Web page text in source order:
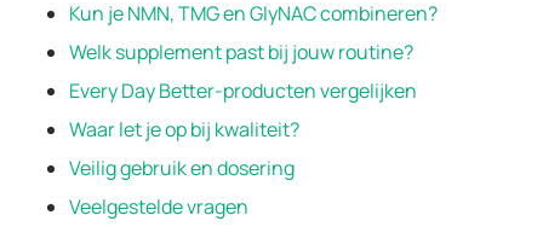
Kun je NMN, TMG en GlyNAC combineren?
Welk supplement past bij jouw routine?
Every Day Better-producten vergelijken
Waar let je op bij kwaliteit?
Veilig gebruik en dosering
Veelgestelde vragen